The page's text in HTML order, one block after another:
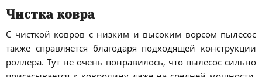
Чистка ковра
С чисткой ковров с низким и высоким ворсом пылесос
также справляется благодаря подходящей конструкции
роллера. Тут не очень понравилось, что пылесос сильно